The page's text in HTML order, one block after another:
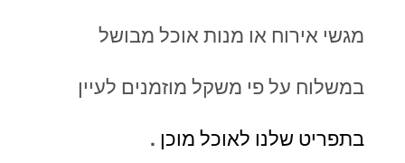
מגשי אירוח או מנות אוכל מבושל
במשלוח על פי משקל מוזמנים לעיין
בתפריט שלנו לאוכל מוכן .